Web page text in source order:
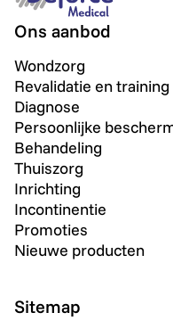
Ons aanbod
Wondzorg
Revalidatie en training
Diagnose
Persoonlijke
Behandeling
Thuiszorg
Inrichting
Incontinentie
Promoties
Nieuwe producten
Sitemap